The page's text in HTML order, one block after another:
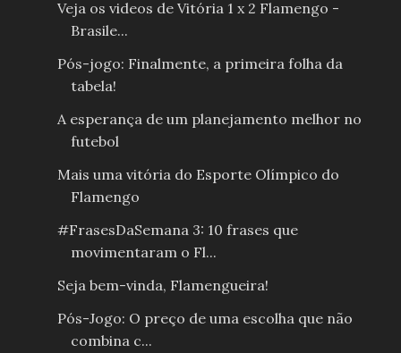
Veja os videos de Vitória 1 x 2 Flamengo -
Brasile...
Pós-jogo: Finalmente, a primeira folha da
tabela!
A esperança de um planejamento melhor no
futebol
Mais uma vitória do Esporte Olímpico do
Flamengo
#FrasesDaSemana 3: 10 frases que
movimentaram o Fl...
Seja bem-vinda, Flamengueira!
Pós-Jogo: O preço de uma escolha que não
combina c...